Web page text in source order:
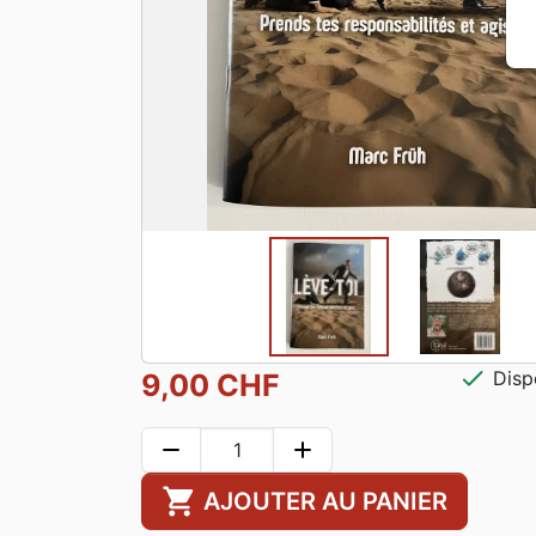
9,00 CHF check
remove add
shopping_cart AJOUTER AU PANIER